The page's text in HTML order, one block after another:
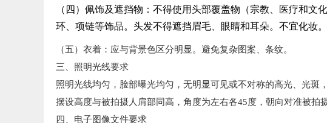
（四）佩饰及遮挡物：不得使用头部覆盖物（宗教、医疗和
环、项链等饰品。头发不得遮挡眉毛、眼睛和耳朵。不宜化妆。
（五）衣着：应与背景色区分明显。避免复杂图案、条纹。
三、照明光线要求
照明光线均匀，脸部曝光均匀，无明显可见或不对称的高光、光斑
摆设高度与被拍摄人肩部同高，角度为左右各45度，朝向对准被拍
四、电子图像文件要求